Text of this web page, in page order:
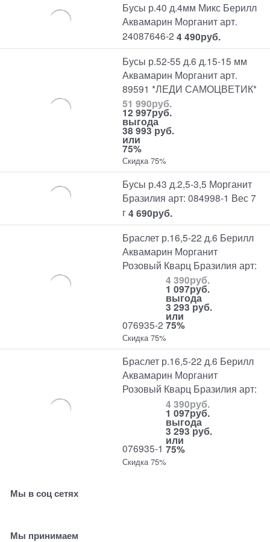
Бусы р.40 д.4мм Микс Берилл
Аквамарин Морганит арт.
24087646-2 4 490руб.
Бусы р.52-55 д.6 д.15-15 мм
Аквамарин Морганит арт.
89591 *ЛЕДИ САМОЦВЕТИК*
51 990руб.
12 997руб.
выгода
38 993 руб.
или
75%
Скидка 75%
Бусы р.43 д.2,5-3,5 Морганит
Бразилия арт: 084998-1 Вес 7
г4 690руб.
Браслет р.16,5-22 д.6 Берилл
Аквамарин Морганит
Розовый Кварц Бразилия арт:
076935-2
4 390руб.
1 097руб.
выгода
3 293 руб.
или
75%
Скидка 75%
Браслет р.16,5-22 д.6 Берилл
Аквамарин Морганит
Розовый Кварц Бразилия арт:
076935-1
4 390руб.
1 097руб.
выгода
3 293 руб.
или
75%
Скидка 75%
Мы в соц сетях
Мы принимаем